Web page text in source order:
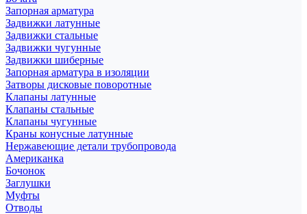
Запорная арматура
Задвижки латунные
Задвижки стальные
Задвижки чугунные
Задвижки шиберные
Запорная арматура в изоляции
Затворы дисковые поворотные
Клапаны латунные
Клапаны стальные
Клапаны чугунные
Краны конусные латунные
Нержавеющие детали трубопровода
Американка
Бочонок
Заглушки
Муфты
Отводы